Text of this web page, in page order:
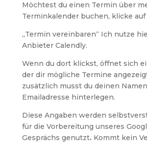
Möchtest du einen Termin über
Terminkalender buchen, klicke
„Termin vereinbaren“ Ich nutze
Anbieter Calendly.
Wenn du dort klickst, öffnet sich
der dir mögliche Termine
zusätzlich musst du deinen
Emailadresse hinterlegen.
Diese Angaben werden
für die Vorbereitung unseres
Gesprächs genutzt. Kommt kein